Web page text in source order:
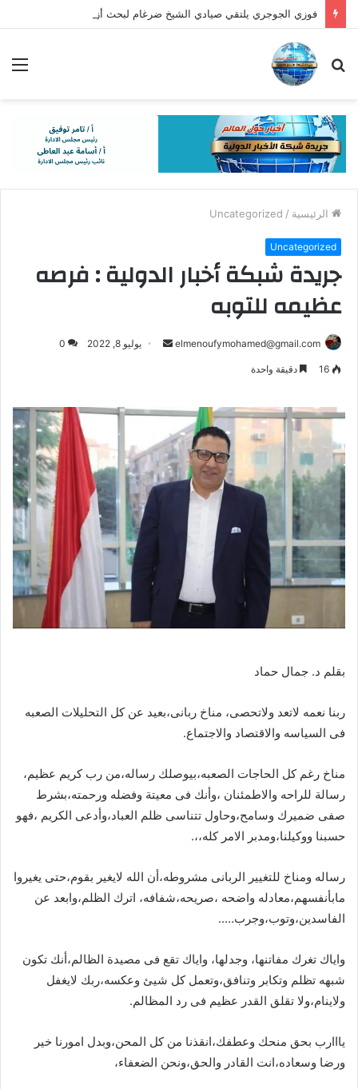
بحث
الرئيسية /
Uncategorized
Uncategorized
جريدة شبكة أخبار الدولية : فرصه
عظيمه للتوبه
elmenoufymohamed@gmail.com
أرسل يوليو 8, 2022 0
16 دقيقة واحدة
بقلم د. جمال حماد
ربنا نعمه لاتعد ولاتحصى، مناخ ربانى،بعيد عن كل التحليلات الصعبه
فى السياسه والاقتصاد والاجتماع.
مناخ رغم كل الحاجات الصعبه،بيوصلك رساله،من رب كريم عظيم،
رسالة للراحه والاطمئنان ،وأنك فى معيتة وفضله ورحمته،بشرط
صفى ضميرك وسامح،وحاول تتناسى ظلم العباد،وأدعى الكريم ،فهو
حسبنا ووكيلنا،ومدبر الامر كله،،.
رساله ومناخ للتغيير الربانى مشروطه،أن الله لايغير بقوم،حتى يغيروا
مابأنفسهم،معادله واضحه ،صريحه،شفافه، اترك الظلم،وابعد عن
الفاسدين،وتوب،وجرب…..
واياك تغرك مفاتنها، وجدلها، واياك تقع فى مصيدة الظالم،أنك تكون
شبهه تظلم وتكابر وتنافق،وتعمل كل شيئ وعكسه،ربك لايغفل
ولاينام،ولا تقلق القدر عظيم فى رد المظالم.
يااارب بحق منحك وعطفك،انقذنا من كل المحن،وبدل امورنا خير
ورضا وسعاده،انت القادر والحق،ونحن الضعفاء،